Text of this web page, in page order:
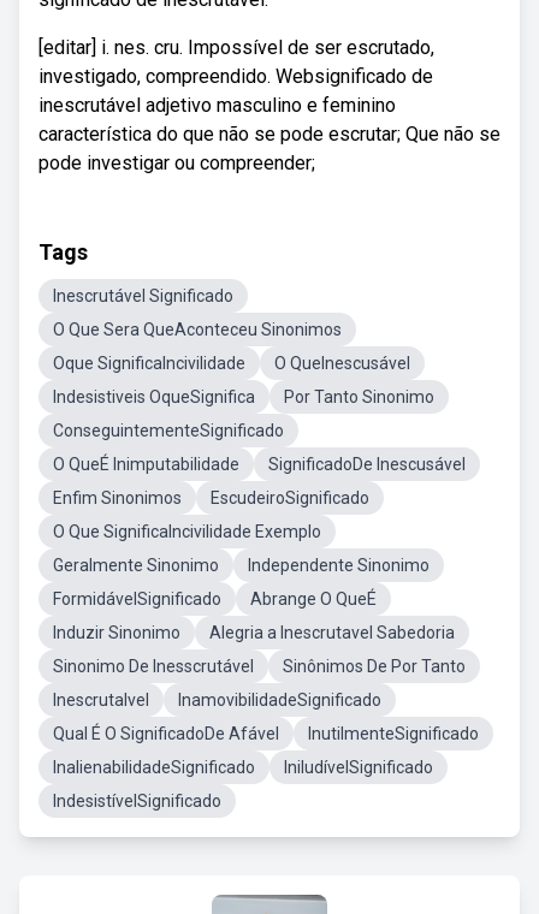
[editar] i. nes. cru. Impossível de ser escrutado,
investigado, compreendido. Websignificado de
inescrutável adjetivo masculino e feminino
característica do que não se pode escrutar; Que não se
pode investigar ou compreender;
Tags
Inescrutável Significado
O Que Sera QueAconteceu Sinonimos
Oque SignificaIncivilidade
O QueInescusável
Indesistiveis OqueSignifica
Por Tanto Sinonimo
ConseguintementeSignificado
O QueÉ Inimputabilidade
SignificadoDe Inescusável
Enfim Sinonimos
EscudeiroSignificado
O Que SignificaIncivilidade Exemplo
Geralmente Sinonimo
Independente Sinonimo
FormidávelSignificado
Abrange O QueÉ
Induzir Sinonimo
Alegria a Inescrutavel Sabedoria
Sinonimo De Inesscrutável
Sinônimos De Por Tanto
Inescrutalvel
InamovibilidadeSignificado
Qual É O SignificadoDe Afável
InutilmenteSignificado
InalienabilidadeSignificado
IniludívelSignificado
IndesistívelSignificado